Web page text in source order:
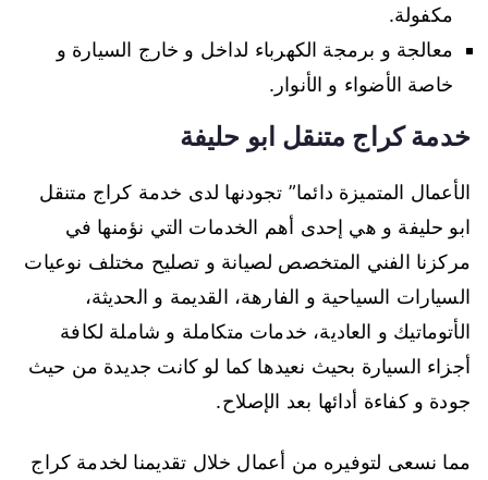
مكفولة.
معالجة و برمجة الكهرباء لداخل و خارج السيارة و
خاصة الأضواء و الأنوار.
خدمة كراج متنقل ابو حليفة
الأعمال المتميزة دائما” تجودنها لدى خدمة كراج متنقل
ابو حليفة و هي إحدى أهم الخدمات التي نؤمنها في
مركزنا الفني المتخصص لصيانة و تصليح مختلف نوعيات
السيارات السياحية و الفارهة، القديمة و الحديثة،
الأتوماتيك و العادية، خدمات متكاملة و شاملة لكافة
أجزاء السيارة بحيث نعيدها كما لو كانت جديدة من حيث
جودة و كفاءة أدائها بعد الإصلاح.
مما نسعى لتوفيره من أعمال خلال تقديمنا لخدمة كراج